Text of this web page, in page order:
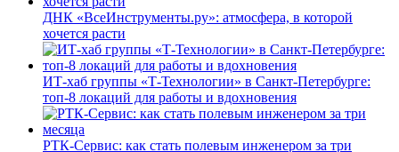
ДНК «ВсеИнструменты.ру»: атмосфера, в которой
хочется расти
ИТ-хаб группы «Т-Технологии» в Санкт-Петербурге:
топ-8 локаций для работы и вдохновения
РТК-Сервис: как стать полевым инженером за три